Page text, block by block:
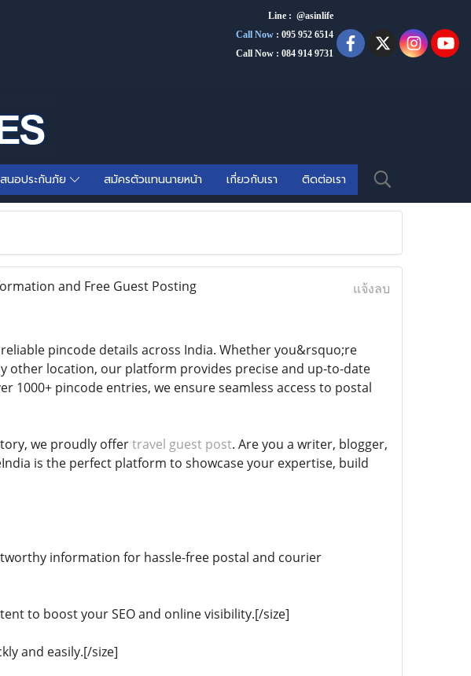
Line : @asinlife
Call Now : 095 952 6514
Call Now : 084 914 9731
นอประกันภัย สมัครตัวแทนนายหน้า เกี่ยวกับเรา ติดต่อเรา
and Free Guest Posting
แจ้งลบ
pincode details across India. Whether you&rsquo;re
other location, our platform provides precise and up-to-date
1000+ pincode entries, we ensure seamless access to postal
we proudly offertravel guest post. Are you a writer, blogger,
is the perfect platform to showcase your expertise, build
information for hassle-free postal and courier
to boost your SEO and online visibility.[/size]
and easily.[/size]